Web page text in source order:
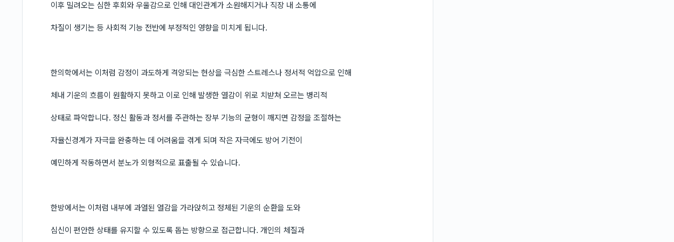
이후 밀려오는 심한 후회와 우울감으로 인해 대인관계가 소원해지거나 직장 내 소통에
차질이 생기는 등 사회적 기능 전반에 부정적인 영향을 미치게 됩니다.
한의학에서는 이처럼 감정이 과도하게 격앙되는 현상을 극심한 스트레스나 정서적 억압으로 인해
체내 기운의 흐름이 원활하지 못하고 이로 인해 발생한 열감이 위로 치받쳐 오르는 병리적
상태로 파악합니다. 정신 활동과 정서를 주관하는 장부 기능의 균형이 깨지면 감정을 조절하는
자율신경계가 자극을 완충하는 데 어려움을 겪게 되며 작은 자극에도 방어 기전이
예민하게 작동하면서 분노가 외형적으로 표출될 수 있습니다.
한방에서는 이처럼 내부에 과열된 열감을 가라앉히고 정체된 기운의 순환을 도와
심신이 편안한 상태를 유지할 수 있도록 돕는 방향으로 접근합니다. 개인의 체질과